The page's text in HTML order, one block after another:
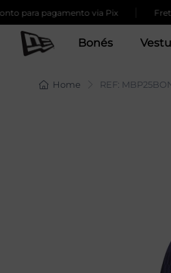
pagamento via Pix | Frete
Bonés
Home REF: